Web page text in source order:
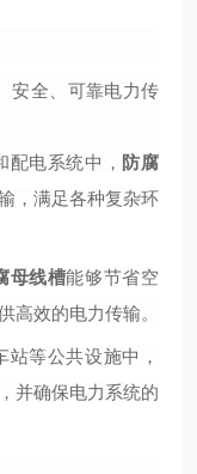
安全、可靠电力传
配电系统中， 防腐
，满足各种复杂环
母线槽能够节省空
高效的电力传输。
站等公共设施中，
并确保电力系统的